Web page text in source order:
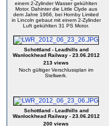
einem 2-Zylinder Wasser gekühlten
Motor. Dahinter die Little Clyde aus
dem Jahre 1966, bei Hornby Limited
in Lincoln gebaut mit einem 2-Zylinder
Luft gekühlten 31 PS Motor.
Schottland - Leadhills and
Wanlockhead Railway - 23.06.2012
213 views
Noch gültiger Verschlussplan im
Stellwerk.
Schottland - Leadhills and
Wanlockhead Railway - 23.06.2012
200 views